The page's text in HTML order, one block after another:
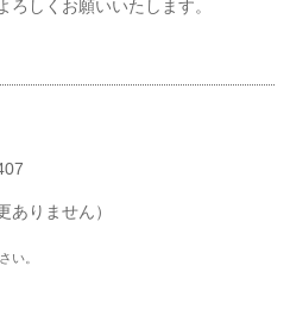
ろしくお願いいたします。
りません）
い。